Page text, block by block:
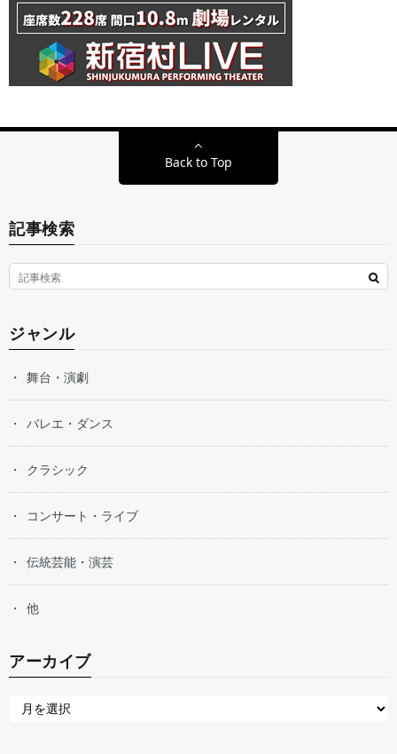
Back to Top
記事検索
ジャンル
舞台・演劇
バレエ・ダンス
クラシック
コンサート・ライブ
伝統芸能・演芸
他
アーカイブ